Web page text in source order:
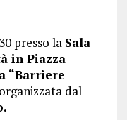
presso la Sala
in Piazza
“Barriere
dal